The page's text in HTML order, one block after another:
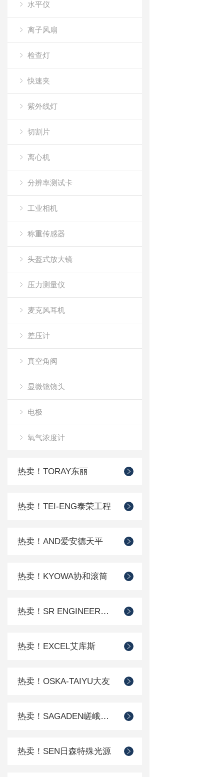
水平仪
离子风扇
检查灯
快速夹
紫外线灯
切割片
离心机
分辨率测试卡
工业相机
称重传感器
头盔式放大镜
压力测量仪
麦克风耳机
差压计
真空角阀
显微镜镜头
电极
氧气浓度计
热卖！TORAY东丽
热卖！TEI-ENG泰荣工程
热卖！AND爱安德天平
热卖！KYOWA协和滚筒
热卖！SR ENGINEER工程
热卖！EXCEL艾库斯
热卖！OSKA-TAIYU大友
热卖！SAGADEN嵯峨电机
热卖！SEN日森特殊光源